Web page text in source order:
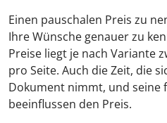
Einen pauschalen Preis zu
Ihre Wünsche genauer zu
Preise liegt je nach Variante
pro Seite. Auch die Zeit, die
Dokument nimmt, und seine
beeinflussen den Preis.